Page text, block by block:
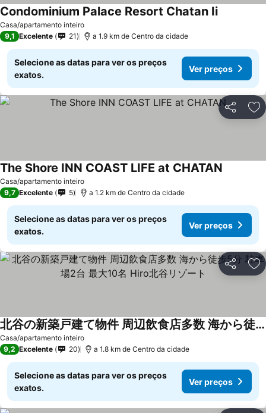
Casa/apartamento inteiro
Condominium Palace Resort Chatan IiVer preços
9,1 Excelente 21 a 1.9 km de Centro da cidade
Selecione as datas para ver os preços
exatos.
Ver preços
Partilhar
Casa/apartamento inteiro
The Shore INN COAST LIFE at CHATAN
9,7 Excelente 5 a 1.2 km de Centro da cidade
Selecione as datas para ver os preços
exatos.
Ver preços
Partilhar
Casa/apartamento inteiro
北谷の新築戸建て物件 周辺飲食店多数 海から徒歩5分 駐車場2台 最大10名 Hiro北谷リゾート
Ver preços
9,2 Excelente 20 a 1.8 km de Centro da cidade
Selecione as datas para ver os preços
exatos.
Ver preços